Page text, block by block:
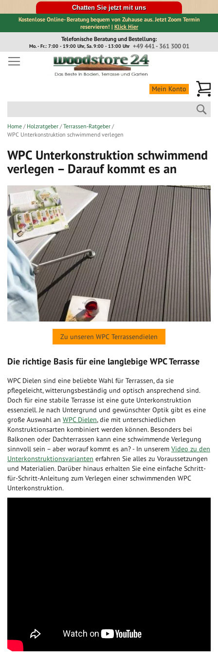
Chatten Sie jetzt mit uns
Kostenlose Online- Beratung bequem von Zuhause aus. Jetzt Zoom Termin
reservieren! | Klick Hier
Inhalt
Telefonische Beratung und Bestellung:
+49 441 - 361 300 01
Mo. - Fr.: 7:00 - 19:00 Uhr, Sa. 9:00 - 13:00 Uhr
Mein Konto
Home Holzratgeber
Terrassen-Ratgeber
WPC Unterkonstruktion schwimmend verlegen
WPC Unterkonstruktion schwimmend
verlegen – Darauf kommt es an
Zu unseren WPC Terrassendielen
Die richtige Basis für eine langlebige WPC Terrasse
WPC Dielen sind eine beliebte Wahl für Terrassen, da sie
pflegeleicht, witterungsbeständig und optisch ansprechend sind.
Doch für eine stabile Terrasse ist eine gute Unterkonstruktion
essenziell. Je nach Untergrund und gewünschter Optik gibt es eine
große Auswahl an WPC Dielen, die mit unterschiedlichen
Konstruktionsarten kombiniert werden können. Besonders bei
Balkonen oder Dachterrassen kann eine schwimmende Verlegung
sinnvoll sein – aber worauf kommt es an? - In unserem Video zu den
Unterkonstruktionsvarianten erfahren Sie alles zu Voraussetzungen
und Materialien. Darüber hinaus erhalten Sie eine einfache Schritt-
für-Schritt-Anleitung zum Verlegen einer schwimmenden WPC
Unterkonstruktion.